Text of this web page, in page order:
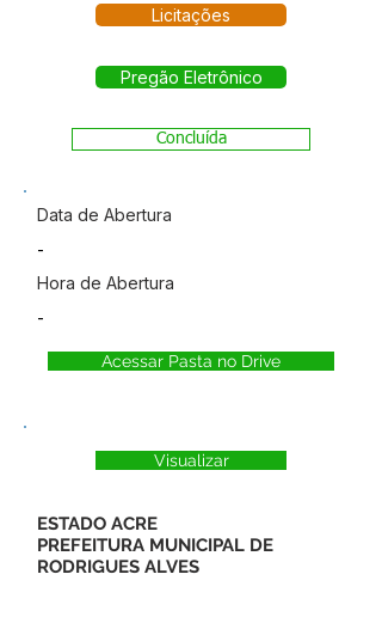
Licitações
Pregão Eletrônico
Concluída
Data de Abertura
-
Hora de Abertura
-
Acessar Pasta no Drive
Visualizar
ESTADO ACRE
PREFEITURA MUNICIPAL DE
RODRIGUES ALVES